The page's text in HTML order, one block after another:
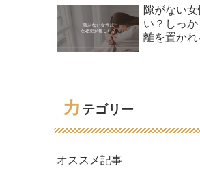
隙がない
い？しっ
離を置かれ
カ テゴリー
オススメ記事